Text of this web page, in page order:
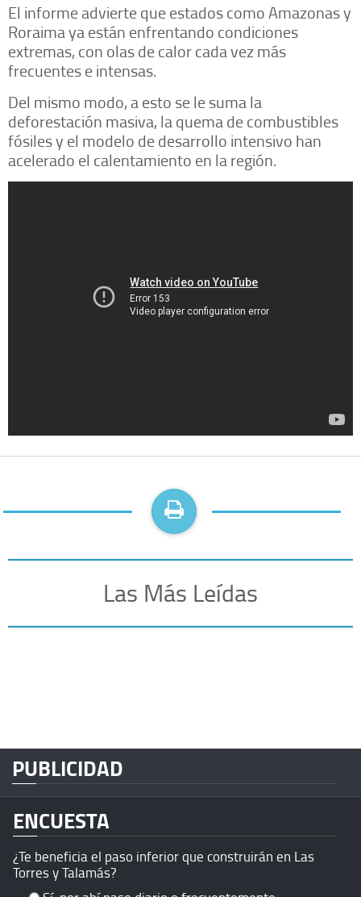
El informe advierte que estados como Amazonas y
Roraima ya están enfrentando condiciones
extremas, con olas de calor cada vez más
frecuentes e intensas.
Del mismo modo, a esto se le suma la
deforestación masiva, la quema de combustibles
fósiles y el modelo de desarrollo intensivo han
acelerado el calentamiento en la región.
Las Más Leídas
PUBLICIDAD
ENCUESTA
¿Te beneficia el paso inferior que construirán en Las
Torres y Talamás?